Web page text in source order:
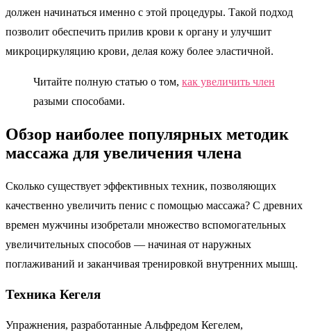
должен начинаться именно с этой процедуры. Такой подход
позволит обеспечить прилив крови к органу и улучшит
микроциркуляцию крови, делая кожу более эластичной.
Читайте полную статью о том, как увеличить член
разыми способами.
Обзор наиболее популярных методик
массажа для увеличения члена
Сколько существует эффективных техник, позволяющих
качественно увеличить пенис с помощью массажа? С древних
времен мужчины изобретали множество вспомогательных
увеличительных способов — начиная от наружных
поглаживаний и заканчивая тренировкой внутренних мышц.
Техника Кегеля
Упражнения, разработанные Альфредом Кегелем,